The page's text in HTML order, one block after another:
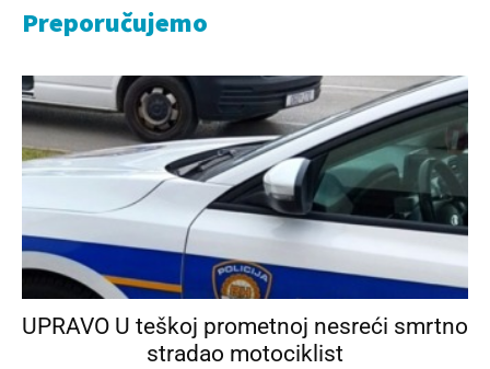
Preporučujemo
UPRAVO U teškoj prometnoj nesreći smrtno
stradao motociklist